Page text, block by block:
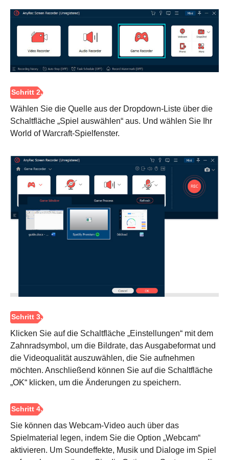
Schritt 1.
Schritt 2.
Wählen Sie die Quelle aus der Dropdown-Liste über die
Schaltfläche „Spiel auswählen“ aus. Und wählen Sie Ihr
World of Warcraft-Spielfenster.
Klicken Sie auf die Schaltfläche „Einstellungen“ mit dem
Zahnradsymbol, um die Bildrate, das Ausgabeformat und
die Videoqualität auszuwählen, die Sie aufnehmen
möchten. Anschließend können Sie auf die Schaltfläche
„OK“ klicken, um die Änderungen zu speichern.
Sie können das Webcam-Video auch über das
Spielmaterial legen, indem Sie die Option „Webcam“
aktivieren. Um Soundeffekte, Musik und Dialoge im Spiel